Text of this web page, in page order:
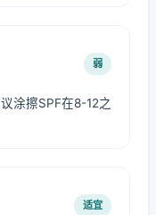
弱
涂擦SPF在8-12之
适宜